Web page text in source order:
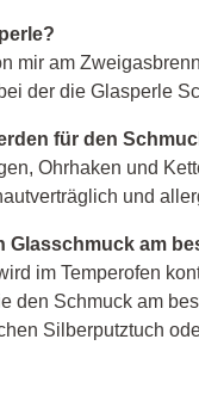
mir am
der die Glasperle
für den
Ohrhaken und
und
Glasschmuck am
im Temperofen
den Schmuck am
Silberputztuch